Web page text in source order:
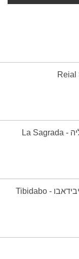
כנסיית סגרדה פמיליה - La Sagrada
פארק השעשועים טיבידאבו - Tibidabo